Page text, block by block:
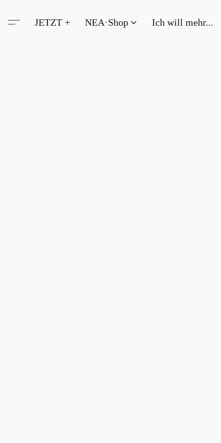
JETZT + NEA·Shop Ich will mehr...